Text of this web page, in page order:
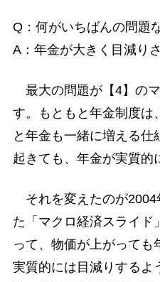
Q：何がいちばんの問題
A：年金が大きく目減り
最大の問題が【4】の
す。もともと年金制度は
と年金も一緒に増える
起きても、年金が実質的
それを変えたのが2004
た「マクロ経済スライド
って、物価が上がっても
実質的には目減りするよ